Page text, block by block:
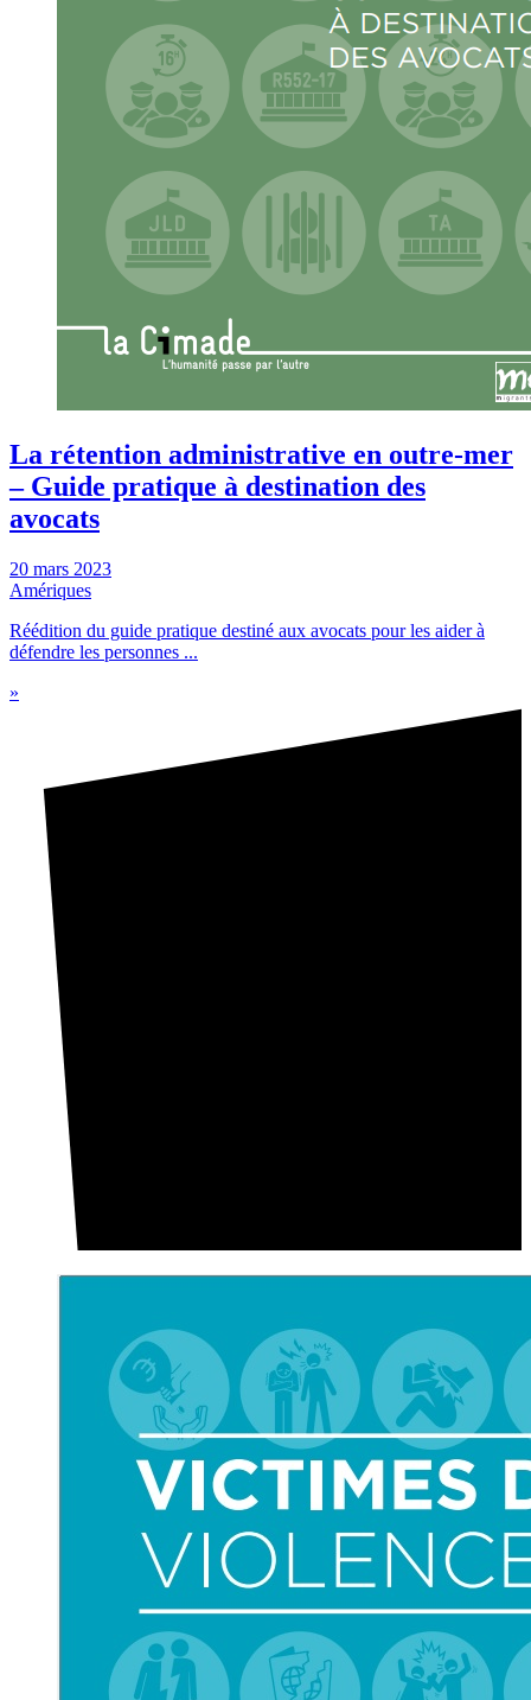
La rétention administrative en outre-mer
– Guide pratique à destination des
avocats
20 mars 2023
Amériques
Réédition du guide pratique destiné aux avocats pour les aider à
défendre les personnes ...
»